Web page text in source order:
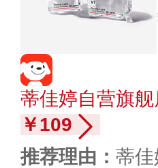
蒂佳婷自营旗舰
￥109
推荐理由： 蒂